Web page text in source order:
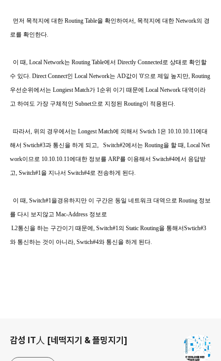
먼저 목적지에 대한 Routing Table을 확인하여서, 목적지에 대한 Network의 경
로를 확인한다.
이 때 , Local Network는 Routing Table에서 Directly Connected로 상태로 확인할
수 있다. Direct Connect인 Local Network는 AD값이 '0'으로 제일 높지만, Routing
우선순위에서는 Longiest Match가 1순위 이기 때문에 Local Network 대역이라
고 하여도 가장 구체적인 Subnet으로 지정된 Routing이 적용된다.
따라서 , 위의 경우에서는 Longest Match에 의해서 Swtich 1 은 10.10.10.11에대
해서 Swtich#3과 통신을 하게 되고, Switch#2에서는 Routing을 할 때 , Local Net
work이므로 10.10.10.11에대한 정보를 ARP를 이용해서 Switch#4에서 응답받
고 , Switch#1 을 지나서 Switch#4로 전송하게 된다
이 때 , Switch#1 을경유하지만 이 구간은 동일 네트워크 대역으로 Routing 정보
를 다시 보지않고 Mac-Address 정보로
L2통신을 하는 구간이기 때문에, Switch#1 의 Static Routing을 통해서Swtich#3
와 통신하는 것이 아니라 , Swtich#4와 통신을 하게 된다
감성 IT人 [네떡지기 & 플밍지기]